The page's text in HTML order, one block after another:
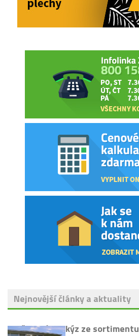
Nejnovější články a aktuality
Vyřazení markýz ze sortimentu